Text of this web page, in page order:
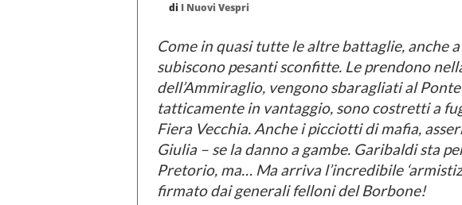
di I Nuovi Vespri
Come in quasi tutte le altre battaglie, anche
subiscono pesanti sconfitte. Le prendono
dell’Ammiraglio, vengono sbaragliati al
tatticamente in vantaggio, sono costretti a
Fiera Vecchia. Anche i picciotti di mafia,
Giulia – se la danno a gambe. Garibaldi sta
Pretorio, ma… Ma arriva l’incredibile
firmato dai generali felloni del Borbone!